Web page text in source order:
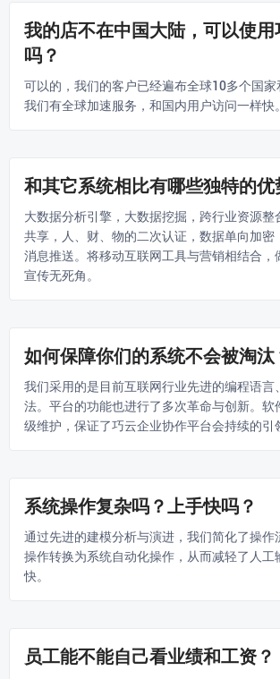
我的店不在中国大陆，可以使
吗？
可以的，我们的客户已经遍布全球10多个国
我们有全球加速服务，和国内用户访问一样快。
和其它系统相比有哪些独特的优
大数据分析引擎，大数据挖掘，跨行业资源整
共享，人、财、物的二次认证，数据单向加密
消息推送。将移动互联网工具与营销相结合，
宣传无死角。
如何保障你们的系统不会被淘汰
我们采用的是目前互联网行业先进的编程语言
法。平台的功能也进行了多次革命与创新。软
级维护，保证了巧云企业协作平台会持续的引
系统操作复杂吗？上手快吗？
通过先进的建模分析与演进，我们简化了操作
操作转换为系统自动化操作，从而减轻了人工
快。
员工能不能自己看业绩和工资？